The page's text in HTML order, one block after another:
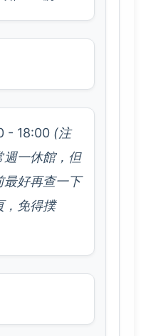
- 18:00 (注
週一休館，但
最好再查一下
，免得撲